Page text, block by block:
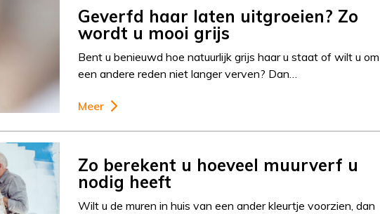
Geverfd haar laten uitgroeien? Zo
wordt u mooi grijs
Bent u benieuwd hoe natuurlijk grijs haar u staat of wilt u om
een andere reden niet langer verven? Dan…
Meer
Zo berekent u hoeveel muurverf u
nodig heeft
Wilt u de muren in huis van een ander kleurtje voorzien, dan